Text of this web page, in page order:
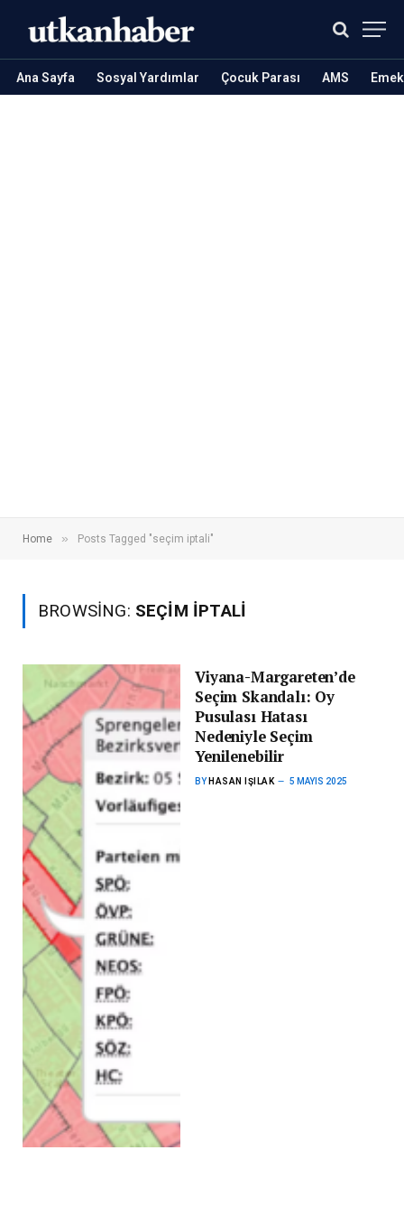
Ana Sayfa Sosyal Yardımlar Çocuk Parası AMS
Home » Posts Tagged "seçim iptali"
BROWSING: SEÇIM IPTALI
Viyana-Margareten’de
Seçim Skandalı: Oy
Pusulası Hatası
Nedeniyle Seçim
Yenilenebilir
BY HASAN IŞILAK 5 MAYIS 2025